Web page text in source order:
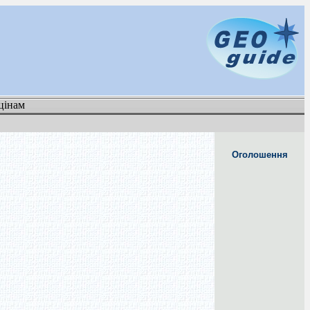
Оголошення